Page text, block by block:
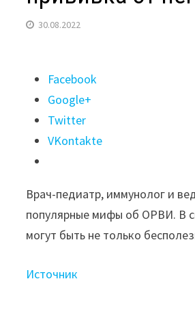
30.08.2022
Поделиться
"Врач
Продеус
заявил,
что
грипп
или
прививка
не
Facebook
Google+
Twitter
VKontakte
Врач-педиатр, иммунолог и
популярные мифы об ОРВИ. В
могут быть не только
Источник